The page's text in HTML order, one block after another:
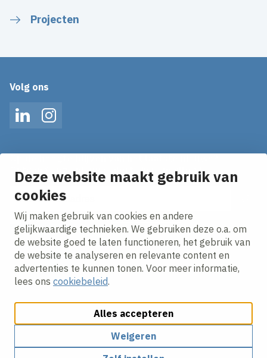
Deze website maakt gebruik van
cookies
Wij maken gebruik van cookies en andere
gelijkwaardige technieken. We gebruiken deze o.a. om
de website goed te laten functioneren, het gebruik van
de website te analyseren en relevante content en
advertenties te kunnen tonen. Voor meer informatie,
lees ons cookiebeleid.
Alles accepteren
Weigeren
Projecten
Volg ons
LinkedInInstagram
Ontvang onze nieuws alerts in je mailbox!
E-mailadres
Ik ga akkoord met hetprivacy statement.
Cookies aanpassenCookie beleidPrivacy policy
Algemene Inkoopvoorwaarden